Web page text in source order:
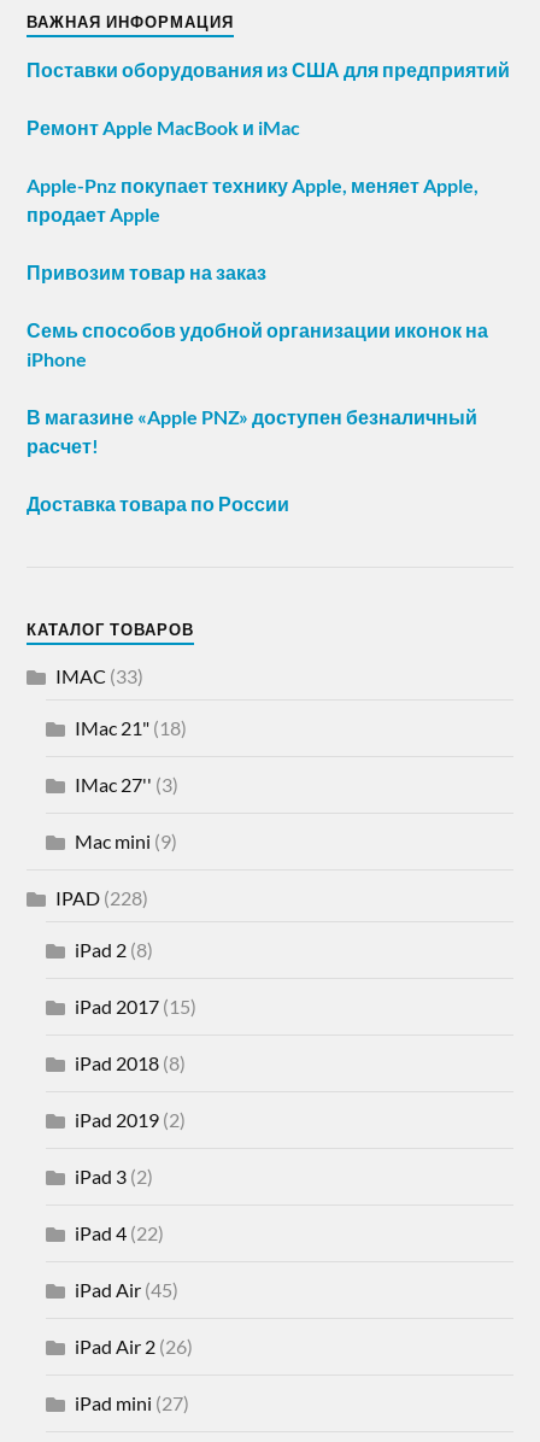
ВАЖНАЯ ИНФОРМАЦИЯ
Поставки оборудования из США для предприятий
Ремонт Apple MacBook и iMac
Apple-Pnz покупает технику Apple, меняет Apple,
продает Apple
Привозим товар на заказ
Семь способов удобной организации иконок на
iPhone
В магазине «Apple PNZ» доступен безналичный
расчет!
Доставка товара по России
КАТАЛОГ ТОВАРОВ
IMAC (33)
IMac 21" (18)
IMac 27'' (3)
Mac mini (9)
IPAD (228)
iPad 2 (8)
iPad 2017 (15)
iPad 2018 (8)
iPad 2019 (2)
iPad 3 (2)
iPad 4 (22)
iPad Air (45)
iPad Air 2 (26)
iPad mini (27)